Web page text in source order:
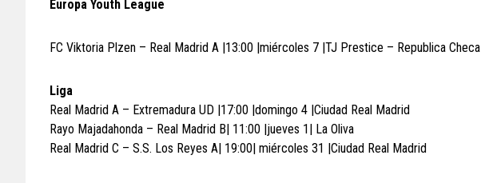
Europa Youth League
FC Viktoria Plzen – Real Madrid A |13:00 |miércoles 7 |TJ Prestice – Republica Checa
Liga
Real Madrid A – Extremadura UD |17:00 |domingo 4 |Ciudad Real Madrid
Rayo Majadahonda – Real Madrid B| 11:00 |jueves 1| La Oliva
Real Madrid C – S.S. Los Reyes A| 19:00| miércoles 31 |Ciudad Real Madrid